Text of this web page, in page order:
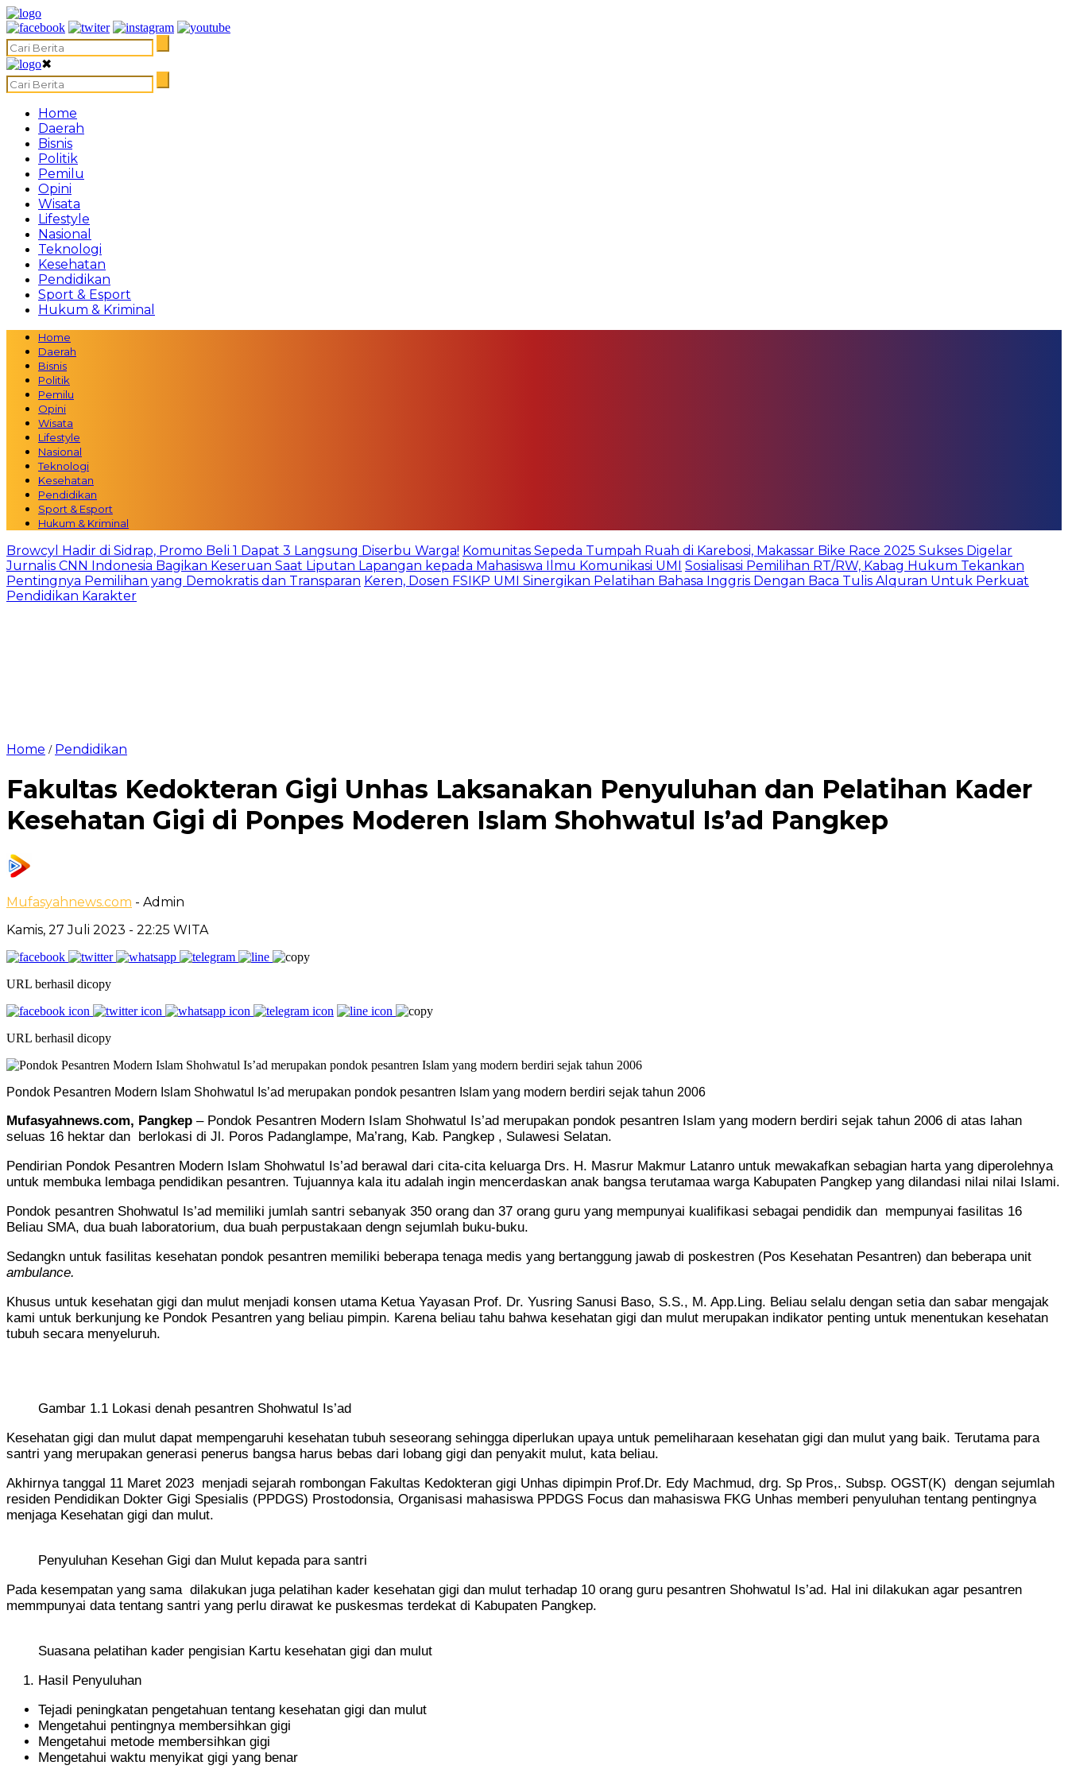
✖
Home
Daerah
Bisnis
Politik
Pemilu
Opini
Wisata
Lifestyle
Nasional
Teknologi
Kesehatan
Pendidikan
Sport & Esport
Hukum & Kriminal
Home
Daerah
Bisnis
Politik
Pemilu
Opini
Wisata
Lifestyle
Nasional
Teknologi
Kesehatan
Pendidikan
Sport & Esport
Hukum & Kriminal
Browcyl Hadir di Sidrap, Promo Beli 1 Dapat 3 Langsung Diserbu Warga! Komunitas Sepeda Tumpah Ruah di Karebosi, Makassar Bike Race 2025 Sukses Digelar
Jurnalis CNN Indonesia Bagikan Keseruan Saat Liputan Lapangan kepada Mahasiswa Ilmu Komunikasi UMI Sosialisasi Pemilihan RT/RW, Kabag Hukum Tekankan
Pentingnya Pemilihan yang Demokratis dan Transparan Keren, Dosen FSIKP UMI Sinergikan Pelatihan Bahasa Inggris Dengan Baca Tulis Alquran Untuk Perkuat
Pendidikan Karakter
Home / Pendidikan
Fakultas Kedokteran Gigi Unhas Laksanakan Penyuluhan dan Pelatihan Kader
Kesehatan Gigi di Ponpes Moderen Islam Shohwatul Is’ad Pangkep
Mufasyahnews.com - Admin
Kamis, 27 Juli 2023 - 22:25 WITA
URL berhasil dicopy
URL berhasil dicopy
Pondok Pesantren Modern Islam Shohwatul Is’ad merupakan pondok pesantren Islam yang modern berdiri sejak tahun 2006
Mufasyahnews.com, Pangkep – Pondok Pesantren Modern Islam Shohwatul Is’ad merupakan pondok pesantren Islam yang modern berdiri sejak tahun 2006 di atas lahan
seluas 16 hektar dan berlokasi di Jl. Poros Padanglampe, Ma’rang, Kab. Pangkep , Sulawesi Selatan.
Pendirian Pondok Pesantren Modern Islam Shohwatul Is’ad berawal dari cita-cita keluarga Drs. H. Masrur Makmur Latanro untuk mewakafkan sebagian harta yang diperolehnya
untuk membuka lembaga pendidikan pesantren. Tujuannya kala itu adalah ingin mencerdaskan anak bangsa terutamaa warga Kabupaten Pangkep yang dilandasi nilai nilai Islami.
Pondok pesantren Shohwatul Is’ad memiliki jumlah santri sebanyak 350 orang dan 37 orang guru yang mempunyai kualifikasi sebagai pendidik dan mempunyai fasilitas 16
Beliau SMA, dua buah laboratorium, dua buah perpustakaan dengn sejumlah buku-buku.
Sedangkn untuk fasilitas kesehatan pondok pesantren memiliki beberapa tenaga medis yang bertanggung jawab di poskestren (Pos Kesehatan Pesantren) dan beberapa unit
ambulance.
Khusus untuk kesehatan gigi dan mulut menjadi konsen utama Ketua Yayasan Prof. Dr. Yusring Sanusi Baso, S.S., M. App.Ling. Beliau selalu dengan setia dan sabar mengajak
kami untuk berkunjung ke Pondok Pesantren yang beliau pimpin. Karena beliau tahu bahwa kesehatan gigi dan mulut merupakan indikator penting untuk menentukan kesehatan
tubuh secara menyeluruh.
Gambar 1.1 Lokasi denah pesantren Shohwatul Is’ad
Kesehatan gigi dan mulut dapat mempengaruhi kesehatan tubuh seseorang sehingga diperlukan upaya untuk pemeliharaan kesehatan gigi dan mulut yang baik. Terutama para
santri yang merupakan generasi penerus bangsa harus bebas dari lobang gigi dan penyakit mulut, kata beliau.
Akhirnya tanggal 11 Maret 2023 menjadi sejarah rombongan Fakultas Kedokteran gigi Unhas dipimpin Prof.Dr. Edy Machmud, drg. Sp Pros,. Subsp. OGST(K) dengan sejumlah
residen Pendidikan Dokter Gigi Spesialis (PPDGS) Prostodonsia, Organisasi mahasiswa PPDGS Focus dan mahasiswa FKG Unhas memberi penyuluhan tentang pentingnya
menjaga Kesehatan gigi dan mulut.
Penyuluhan Kesehan Gigi dan Mulut kepada para santri
Pada kesempatan yang sama dilakukan juga pelatihan kader kesehatan gigi dan mulut terhadap 10 orang guru pesantren Shohwatul Is’ad. Hal ini dilakukan agar pesantren
memmpunyai data tentang santri yang perlu dirawat ke puskesmas terdekat di Kabupaten Pangkep.
Suasana pelatihan kader pengisian Kartu kesehatan gigi dan mulut
Hasil Penyuluhan
Tejadi peningkatan pengetahuan tentang kesehatan gigi dan mulut
Mengetahui pentingnya membersihkan gigi
Mengetahui metode membersihkan gigi
Mengetahui waktu menyikat gigi yang benar